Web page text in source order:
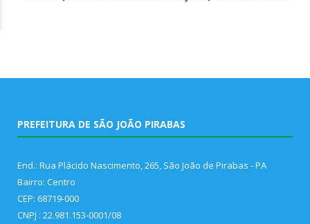
PREFEITURA DE SÃO JOÃO PIRABAS
End.: Rua Plácido Nascimento, 265, São João de Pirabas - PA
Bairro: Centro
CEP: 68719-000
CNPJ : 22.981.153-0001/08